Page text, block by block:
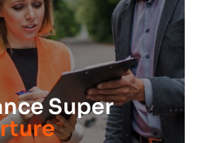
Super